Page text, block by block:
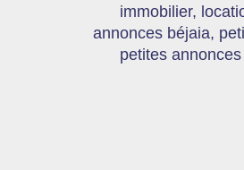
immobilier,
annonces béjaia,
petites